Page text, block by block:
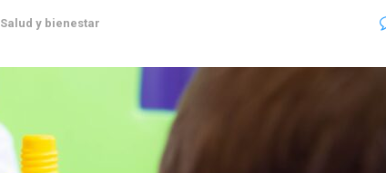
Salud y bienestar